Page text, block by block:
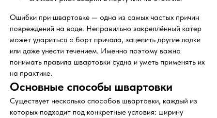
Ошибки при швартовке — одна из самых частых причин
повреждений на воде. Неправильно закреплённый катер
может удариться о борт причала, зацепить другие лодки
или даже унести течением. Именно поэтому важно
понимать правила швартовки судна и уметь применять их
на практике.
Основные способы швартовки
Существует несколько способов швартовки, каждый из
которых подходит под конкретные условия: ширину